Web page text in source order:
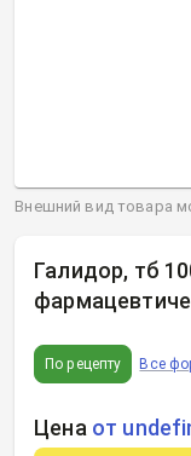
Галидор, тб
По рецепту Все
Цена от
Внешний вид товара